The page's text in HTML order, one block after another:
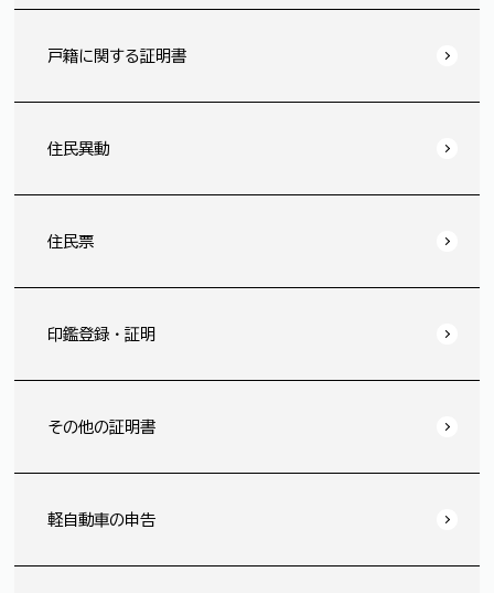
戸籍に関する証明書
住民異動
住民票
印鑑登録・証明
その他の証明書
軽自動車の申告